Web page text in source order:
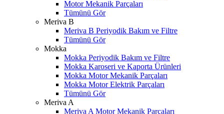
Motor Mekanik Parçaları
Tümünü Gör
Meriva B
Meriva B Periyodik Bakım ve Filtre
Tümünü Gör
Mokka
Mokka Periyodik Bakım ve Filtre
Mokka Karoseri ve Kaporta Ürünleri
Mokka Motor Mekanik Parçaları
Mokka Motor Elektrik Parçaları
Tümünü Gör
Meriva A
Meriva A Motor Mekanik Parçaları